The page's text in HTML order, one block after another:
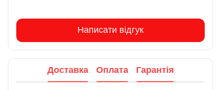
Написати відгук
Доставка Оплата Гарантія